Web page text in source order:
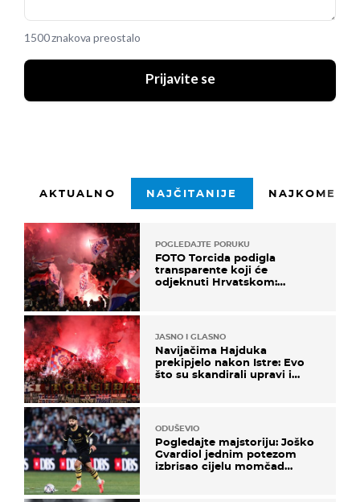
1500 znakova preostalo
Prijavite se
AKTUALNO NAJČITANIJE
POGLEDAJTE PORUKU
FOTO Torcida podigla
transparente koji će
odjeknuti Hrvatskom:
JASNO I GLASNO
Navijačima Hajduka
prekipjelo nakon Istre: Evo
što su skandirali upravi i
ODUŠEVIO
Pogledajte majstoriju: Joško
Gvardiol jednim potezom
izbrisao cijelu momčad